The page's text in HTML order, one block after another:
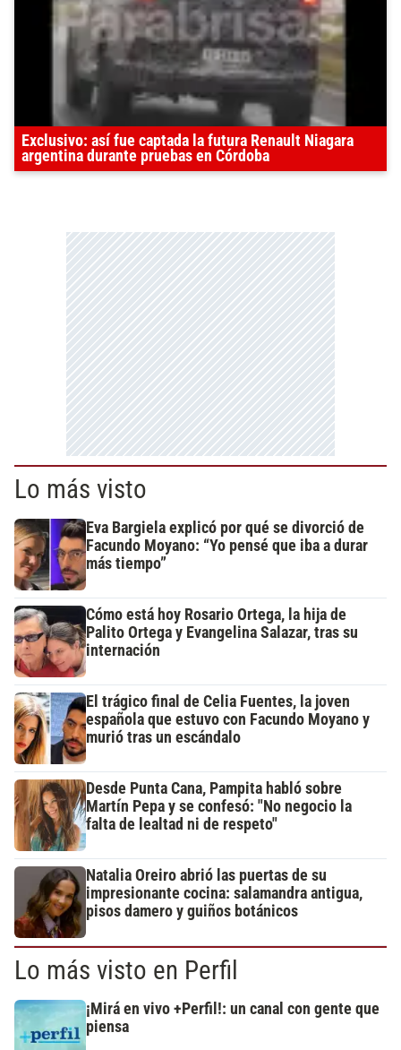
Exclusivo: así fue captada la futura Renault Niagara
argentina durante pruebas en Córdoba
Lo más visto
Eva Bargiela explicó por qué se divorció de
Facundo Moyano: “Yo pensé que iba a durar
más tiempo”
Cómo está hoy Rosario Ortega, la hija de
Palito Ortega y Evangelina Salazar, tras su
internación
El trágico final de Celia Fuentes, la joven
española que estuvo con Facundo Moyano y
murió tras un escándalo
Desde Punta Cana, Pampita habló sobre
Martín Pepa y se confesó: "No negocio la
falta de lealtad ni de respeto"
Natalia Oreiro abrió las puertas de su
impresionante cocina: salamandra antigua,
pisos damero y guiños botánicos
Lo más visto en Perfil
¡Mirá en vivo +Perfil!: un canal con gente que
piensa